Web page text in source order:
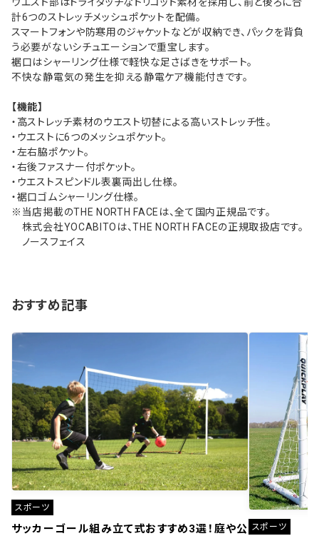
ウエスト部はドライタッチなトリコット素材を採用し、前と後ろに合
計6つのストレッチメッシュポケットを配備。
スマートフォンや防寒用のジャケットなどが収納でき、パックを背負
う必要がないシチュエーションで重宝します。
裾口はシャーリング仕様で軽快な足さばきをサポート。
不快な静電気の発生を抑える静電ケア機能付きです。
【機能】
・高ストレッチ素材のウエスト切替による高いストレッチ性。
・ウエストに6つのメッシュポケット。
・左右脇ポケット。
・右後ファスナー付ポケット。
・ウエストスピンドル表裏両出し仕様。
・裾口ゴムシャーリング仕様。
※当店掲載のTHE NORTH FACEは、全て国内正規品です。
株式会社YOCABITOは、THE NORTH FACEの正規取扱店です。
ノースフェイス
おすすめ記事
スポーツ
サッカーゴール組み立て式おすすめ3選！庭や公 スポーツ